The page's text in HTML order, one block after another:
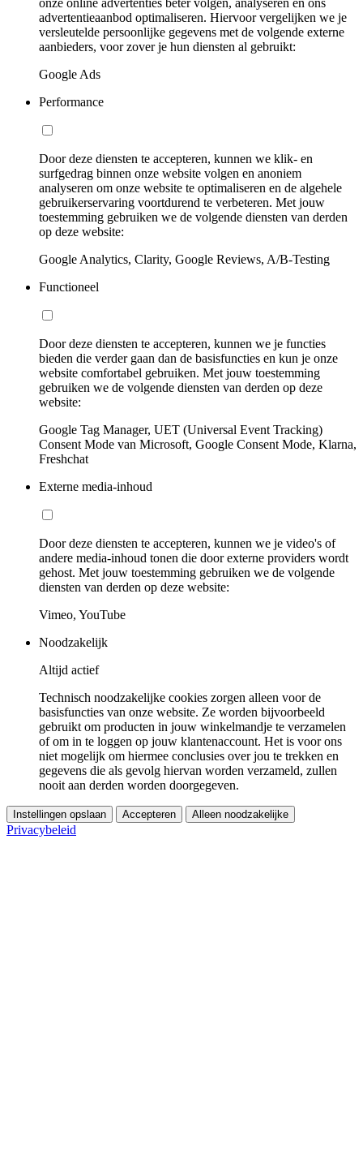
advertentieaanbod optimaliseren. Hiervoor vergelijken we je
versleutelde persoonlijke gegevens met de volgende externe
aanbieders, voor zover je hun diensten al gebruikt:
Google Ads
Performance
Door deze diensten te accepteren, kunnen we klik- en
surfgedrag binnen onze website volgen en anoniem
analyseren om onze website te optimaliseren en de algehele
gebruikerservaring voortdurend te verbeteren. Met jouw
toestemming gebruiken we de volgende diensten van derden
op deze website:
Google Analytics, Clarity, Google Reviews, A/B-Testing
Functioneel
Door deze diensten te accepteren, kunnen we je functies
bieden die verder gaan dan de basisfuncties en kun je onze
website comfortabel gebruiken. Met jouw toestemming
gebruiken we de volgende diensten van derden op deze
website:
Google Tag Manager, UET (Universal Event Tracking)
Consent Mode van Microsoft, Google Consent Mode, Klarna,
Freshchat
Externe media-inhoud
Door deze diensten te accepteren, kunnen we je video's of
andere media-inhoud tonen die door externe providers wordt
gehost. Met jouw toestemming gebruiken we de volgende
diensten van derden op deze website:
Vimeo, YouTube
Noodzakelijk
Altijd actief
Technisch noodzakelijke cookies zorgen alleen voor de
basisfuncties van onze website. Ze worden bijvoorbeeld
gebruikt om producten in jouw winkelmandje te verzamelen
of om in te loggen op jouw klantenaccount. Het is voor ons
niet mogelijk om hiermee conclusies over jou te trekken en
gegevens die als gevolg hiervan worden verzameld, zullen
nooit aan derden worden doorgegeven.
Instellingen opslaan Accepteren Alleen noodzakelijke
Privacybeleid